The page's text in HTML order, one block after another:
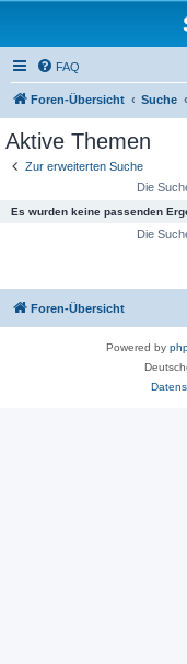
FAQ
Foren-Übersicht Suche
Aktive Themen
Zur erweiterten Suche
Die
Es wurden keine passenden
Die
Foren-Übersicht
Powered by